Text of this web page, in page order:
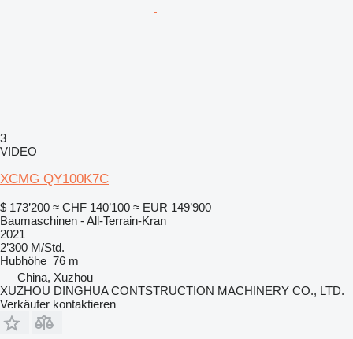
3
VIDEO
XCMG QY100K7C
$ 173’200 ≈ CHF 140’100 ≈ EUR 149’900
Baumaschinen - All-Terrain-Kran
2021
2’300 M/Std.
Hubhöhe 76 m
China, Xuzhou
XUZHOU DINGHUA CONTSTRUCTION MACHINERY CO., LTD.
Verkäufer kontaktieren